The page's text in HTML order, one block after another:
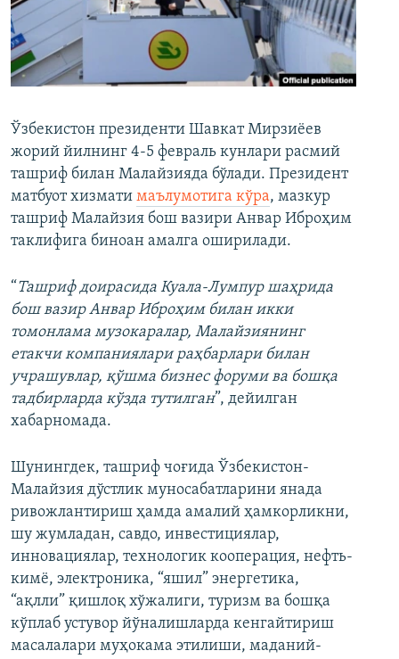
Ўзбекистон президенти Шавкат Мирзиёев
жорий йилнинг 4-5 февраль кунлари расмий
ташриф билан Малайзияда бўлади. Президент
матбуот хизмати маълумотига кўра, мазкур
ташриф Малайзия бош вазири Анвар Иброҳим
таклифига биноан амалга оширилади.
“Ташриф доирасида Куала-Лумпур шаҳрида
бош вазир Анвар Иброҳим билан икки
томонлама музокаралар, Малайзиянинг
етакчи компаниялари раҳбарлари билан
учрашувлар, қўшма бизнес форуми ва бошқа
тадбирларда кўзда тутилган”, дейилган
хабарномада.
Шунингдек, ташриф чоғида Ўзбекистон-
Малайзия дўстлик муносабатларини янада
ривожлантириш ҳамда амалий ҳамкорликни,
шу жумладан, савдо, инвестициялар,
инновациялар, технологик кооперация, нефть-
кимё, электроника, “яшил” энергетика,
“ақлли” қишлоқ хўжалиги, туризм ва бошқа
кўплаб устувор йўналишларда кенгайтириш
масалалари муҳокама этилиши, маданий-